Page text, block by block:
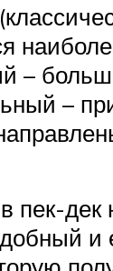
–
–
пек-
и